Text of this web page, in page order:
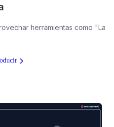
herramientas como "La